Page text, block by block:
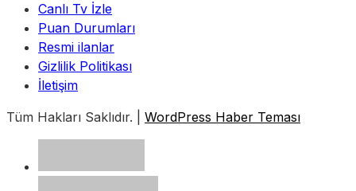
Canlı Tv İzle
Puan Durumları
Resmi ilanlar
Gizlilik Politikası
İletişim
Tüm Hakları Saklıdır. | WordPress Haber Teması